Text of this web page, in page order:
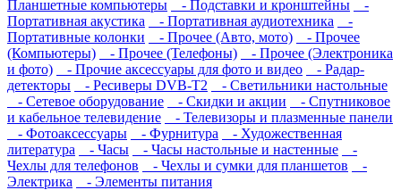
Планшетные компьютеры
- Подставки и кронштейны
-
Портативная акустика
- Портативная аудиотехника
-
Портативные колонки
- Прочее (Авто, мото)
- Прочее
(Компьютеры)
- Прочее (Телефоны)
- Прочее (Электроника
и фото)
- Прочие аксессуары для фото и видео
- Радар-
детекторы
- Ресиверы DVB-T2
- Светильники настольные
- Сетевое оборудование
- Скидки и акции
- Спутниковое
и кабельное телевидение
- Телевизоры и плазменные панели
- Фотоаксессуары
- Фурнитура
- Художественная
литература
- Часы - Часы настольные и настенные
-
Чехлы для телефонов
- Чехлы и сумки для планшетов
-
Электрика
- Элементы питания